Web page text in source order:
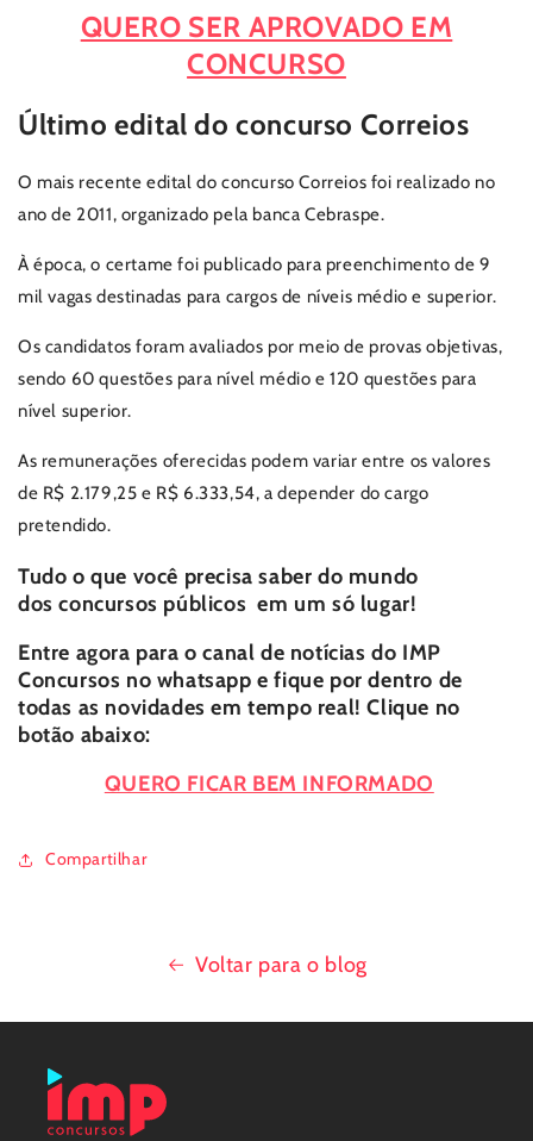
QUERO SER APROVADO EM
CONCURSO
Último edital do concurso Correios
O mais recente edital do concurso Correios foi realizado no
ano de 2011, organizado pela banca Cebraspe.
À época, o certame foi publicado para preenchimento de 9
mil vagas destinadas para cargos de níveis médio e superior.
Os candidatos foram avaliados por meio de provas objetivas,
sendo 60 questões para nível médio e 120 questões para
nível superior.
As remunerações oferecidas podem variar entre os valores
de R$ 2.179,25 e R$ 6.333,54, a depender do cargo
pretendido.
Tudo o que você precisa saber do mundo
dos concursos públicos em um só lugar!
Entre agora para o canal de notícias do IMP
Concursos no whatsapp e fique por dentro de
todas as novidades em tempo real! Clique no
botão abaixo:
QUERO FICAR BEM INFORMADO
Compartilhar
Voltar para o blog